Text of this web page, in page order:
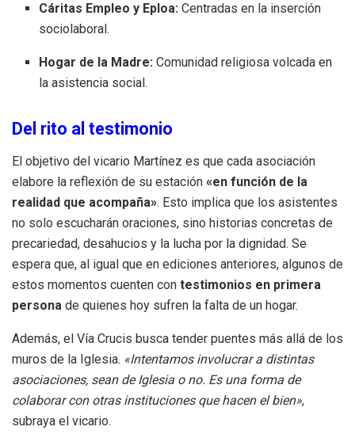
Cáritas Empleo y Eploa: Centradas en la inserción
sociolaboral.
Hogar de la Madre: Comunidad religiosa volcada en
la asistencia social.
Del rito al testimonio
El objetivo del vicario Martínez es que cada asociación
elabore la reflexión de su estación «en función de la
realidad que acompaña». Esto implica que los asistentes
no solo escucharán oraciones, sino historias concretas de
precariedad, desahucios y la lucha por la dignidad. Se
espera que, al igual que en ediciones anteriores, algunos de
estos momentos cuenten con testimonios en primera
persona de quienes hoy sufren la falta de un hogar.
Además, el Vía Crucis busca tender puentes más allá de los
muros de la Iglesia. «Intentamos involucrar a distintas
asociaciones, sean de Iglesia o no. Es una forma de
colaborar con otras instituciones que hacen el bien»,
subraya el vicario.